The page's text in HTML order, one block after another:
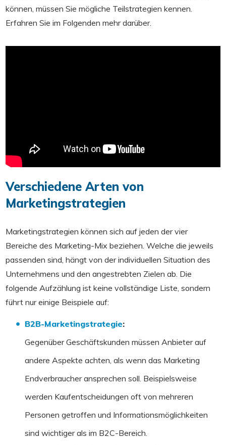
können, müssen Sie mögliche Teilstrategien kennen.
Erfahren Sie im Folgenden mehr darüber.
Verschiedene Arten von
Marketingstrategien
Marketingstrategien können sich auf jeden der vier
Bereiche des Marketing-Mix beziehen. Welche die jeweils
passenden sind, hängt von der individuellen Situation des
Unternehmens und den angestrebten Zielen ab. Die
folgende Aufzählung ist keine vollständige Liste, sondern
führt nur einige Beispiele auf:
B2B-Marketingstrategie:
Gegenüber Geschäftskunden müssen Anbieter auf
andere Aspekte achten, als wenn das Marketing
Endverbraucher ansprechen soll. Beispielsweise
werden Kaufentscheidungen oft von mehreren
Personen getroffen und Informationsmöglichkeiten
sind wichtiger als im B2C-Bereich.